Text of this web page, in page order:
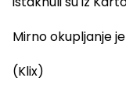
Mirno okupljanje
(Klix)